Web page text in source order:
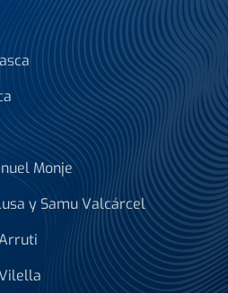
Monje
y Samu Valcárcel